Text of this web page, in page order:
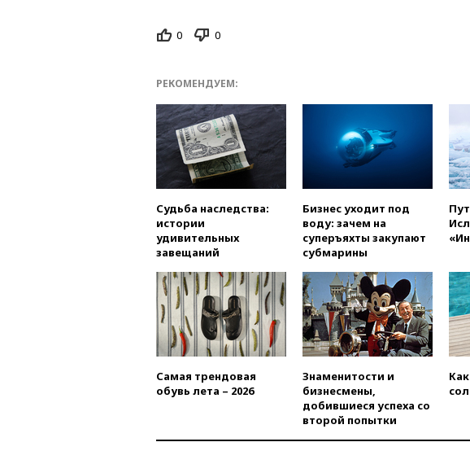
0 0
РЕКОМЕНДУЕМ:
Судьба наследства:
истории
удивительных
завещаний
Бизнес уходит под
воду: зачем на
суперъяхты закупают
субмарины
Самая трендовая
обувь лета – 2026
Знаменитости и
бизнесмены,
добившиеся успеха со
второй попытки